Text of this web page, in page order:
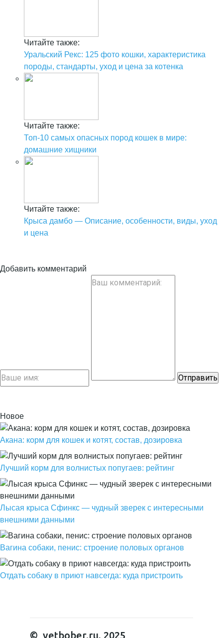
Читайте также:
Уральский Рекс: 125 фото кошки, характеристика
породы, стандарты, уход и цена за котенка
Читайте также:
Топ-10 самых опасных пород кошек в мире:
домашние хищники
Читайте также:
Крыса дамбо — Описание, особенности, виды, уход
и цена
Добавить комментарий
Новое
Акана: корм для кошек и котят, состав, дозировка
Лучший корм для волнистых попугаев: рейтинг
Лысая крыса Сфинкс — чудный зверек с интересными
внешними данными
Вагина собаки, пенис: строение половых органов
Отдать собаку в приют навсегда: куда пристроить
© vetbober.ru, 2025